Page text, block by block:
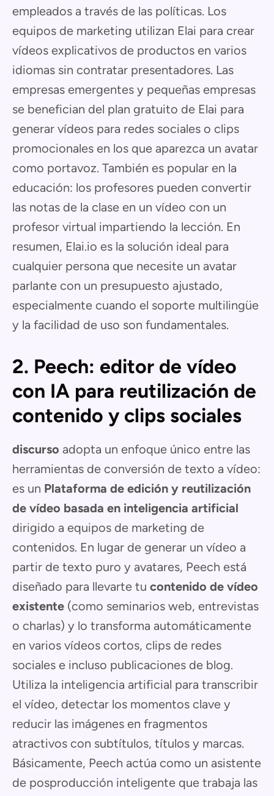
empleados a través de las políticas. Los
equipos de marketing utilizan Elai para crear
vídeos explicativos de productos en varios
idiomas sin contratar presentadores. Las
empresas emergentes y pequeñas empresas
se benefician del plan gratuito de Elai para
generar vídeos para redes sociales o clips
promocionales en los que aparezca un avatar
como portavoz. También es popular en la
educación: los profesores pueden convertir
las notas de la clase en un vídeo con un
profesor virtual impartiendo la lección. En
resumen, Elai.io es la solución ideal para
cualquier persona que necesite un avatar
parlante con un presupuesto ajustado,
especialmente cuando el soporte multilingüe
y la facilidad de uso son fundamentales.
2. Peech: editor de vídeo
con IA para reutilización de
contenido y clips sociales
discurso adopta un enfoque único entre las
herramientas de conversión de texto a vídeo:
es un Plataforma de edición y reutilización
de vídeo basada en inteligencia artificial
dirigido a equipos de marketing de
contenidos. En lugar de generar un vídeo a
partir de texto puro y avatares, Peech está
diseñado para llevarte tu contenido de vídeo
existente (como seminarios web, entrevistas
o charlas) y lo transforma automáticamente
en varios vídeos cortos, clips de redes
sociales e incluso publicaciones de blog.
Utiliza la inteligencia artificial para transcribir
el vídeo, detectar los momentos clave y
reducir las imágenes en fragmentos
atractivos con subtítulos, títulos y marcas.
Básicamente, Peech actúa como un asistente
de posproducción inteligente que trabaja las